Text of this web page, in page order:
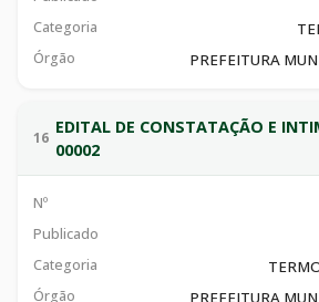
Categoria
Órgão PREFEITURA
16
EDITAL DE CONSTATAÇÃO E
00002
Nº
Publicado
Categoria
Órgão PREFEITURA